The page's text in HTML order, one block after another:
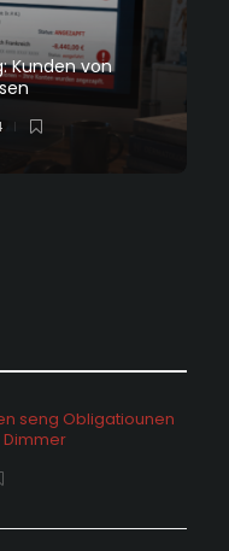
Kunden von
seng Obligatiounen
Dimmer